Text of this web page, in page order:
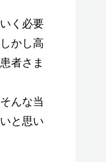
く必要
かし高
者さま
んな当
と思い